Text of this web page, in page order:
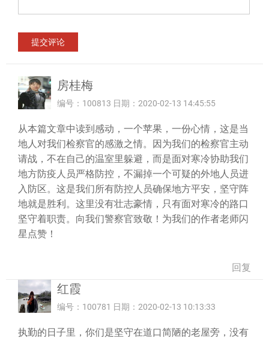
房桂梅
编号：100813 日期：2020-02-13 14:45:55
从本篇文章中读到感动，一个苹果，一份心情，这是当
地人对我们检察官的感激之情。因为我们的检察官主动
请战，不在自己的温室里躲避，而是面对寒冷协助我们
地方防疫人员严格防控，不漏掉一个可疑的外地人员进
入防区。这是我们所有防控人员确保地方平安，坚守阵
地就是胜利。这里没有壮志豪情，只有面对寒冷的路口
坚守着职责。向我们警察官致敬！为我们的作者老师闪
星点赞！
回复
红霞
编号：100781 日期：2020-02-13 10:13:33
执勤的日子里，你们是坚守在道口简陋的老屋旁，没有